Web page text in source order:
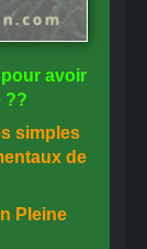
pour avoir
??
simples
de
Pleine